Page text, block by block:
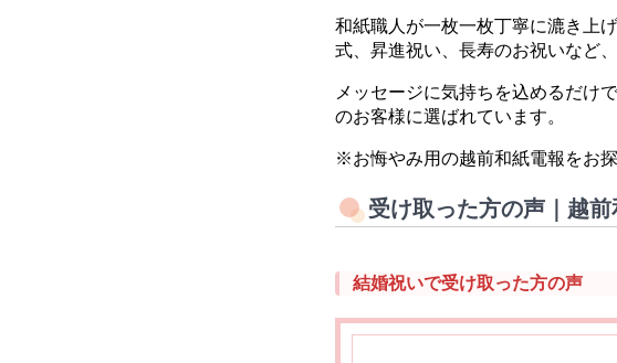
和紙職人が一枚一枚丁寧に漉き上
式、昇進祝い、長寿のお祝いなど
メッセージに気持ちを込めるだけ
のお客様に選ばれています。
※お悔やみ用の越前和紙電報をお探
受け取った方の声｜越
結婚祝いで受け取った方の声